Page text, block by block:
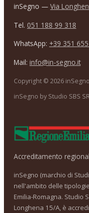
inSegno — Via
Tel. 051 188 99 318
WhatsApp: +39 351
Mail: info@in-segno.it
Copyright © 2026
inSegno by Studio SBS
Accreditamento
inSegno (marchio di
nell'ambito delle
Emilia-Romagna. Studio
Longhena 15/A, è